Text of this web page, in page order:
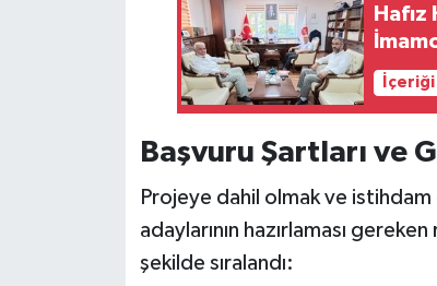
Başvuru Şartları ve
Projeye dahil olmak ve
adaylarının hazırlaması
şekilde sıralandı: